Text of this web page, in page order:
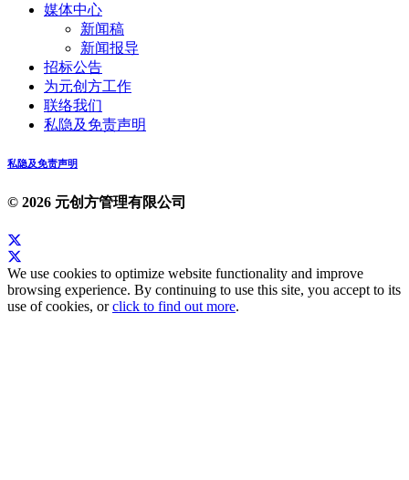
媒体中心
新闻稿
新闻报导
招标公告
为元创方工作
联络我们
私隐及免责声明
私隐及免责声明
© 2026 元创方管理有限公司
We use cookies to optimize website functionality and improve
browsing experience. By continuing to use this site, you accept to its
use of cookies, orclick to find out more.